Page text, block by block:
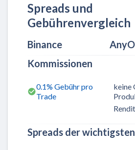
Spreads und
Gebührenvergleich
Binance
Kommissionen
0.1% Gebühr pro
Trade
keine
Spreads der